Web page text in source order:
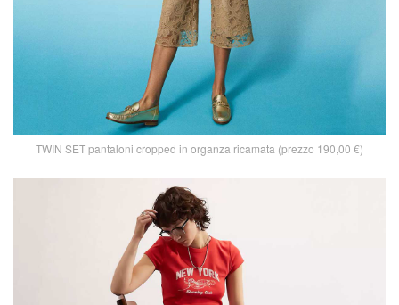
TWIN SET pantaloni cropped in organza ricamata (prezzo 190,00 €)